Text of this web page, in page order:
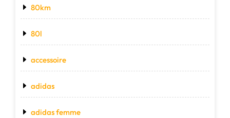
80km
80l
accessoire
adidas
adidas femme